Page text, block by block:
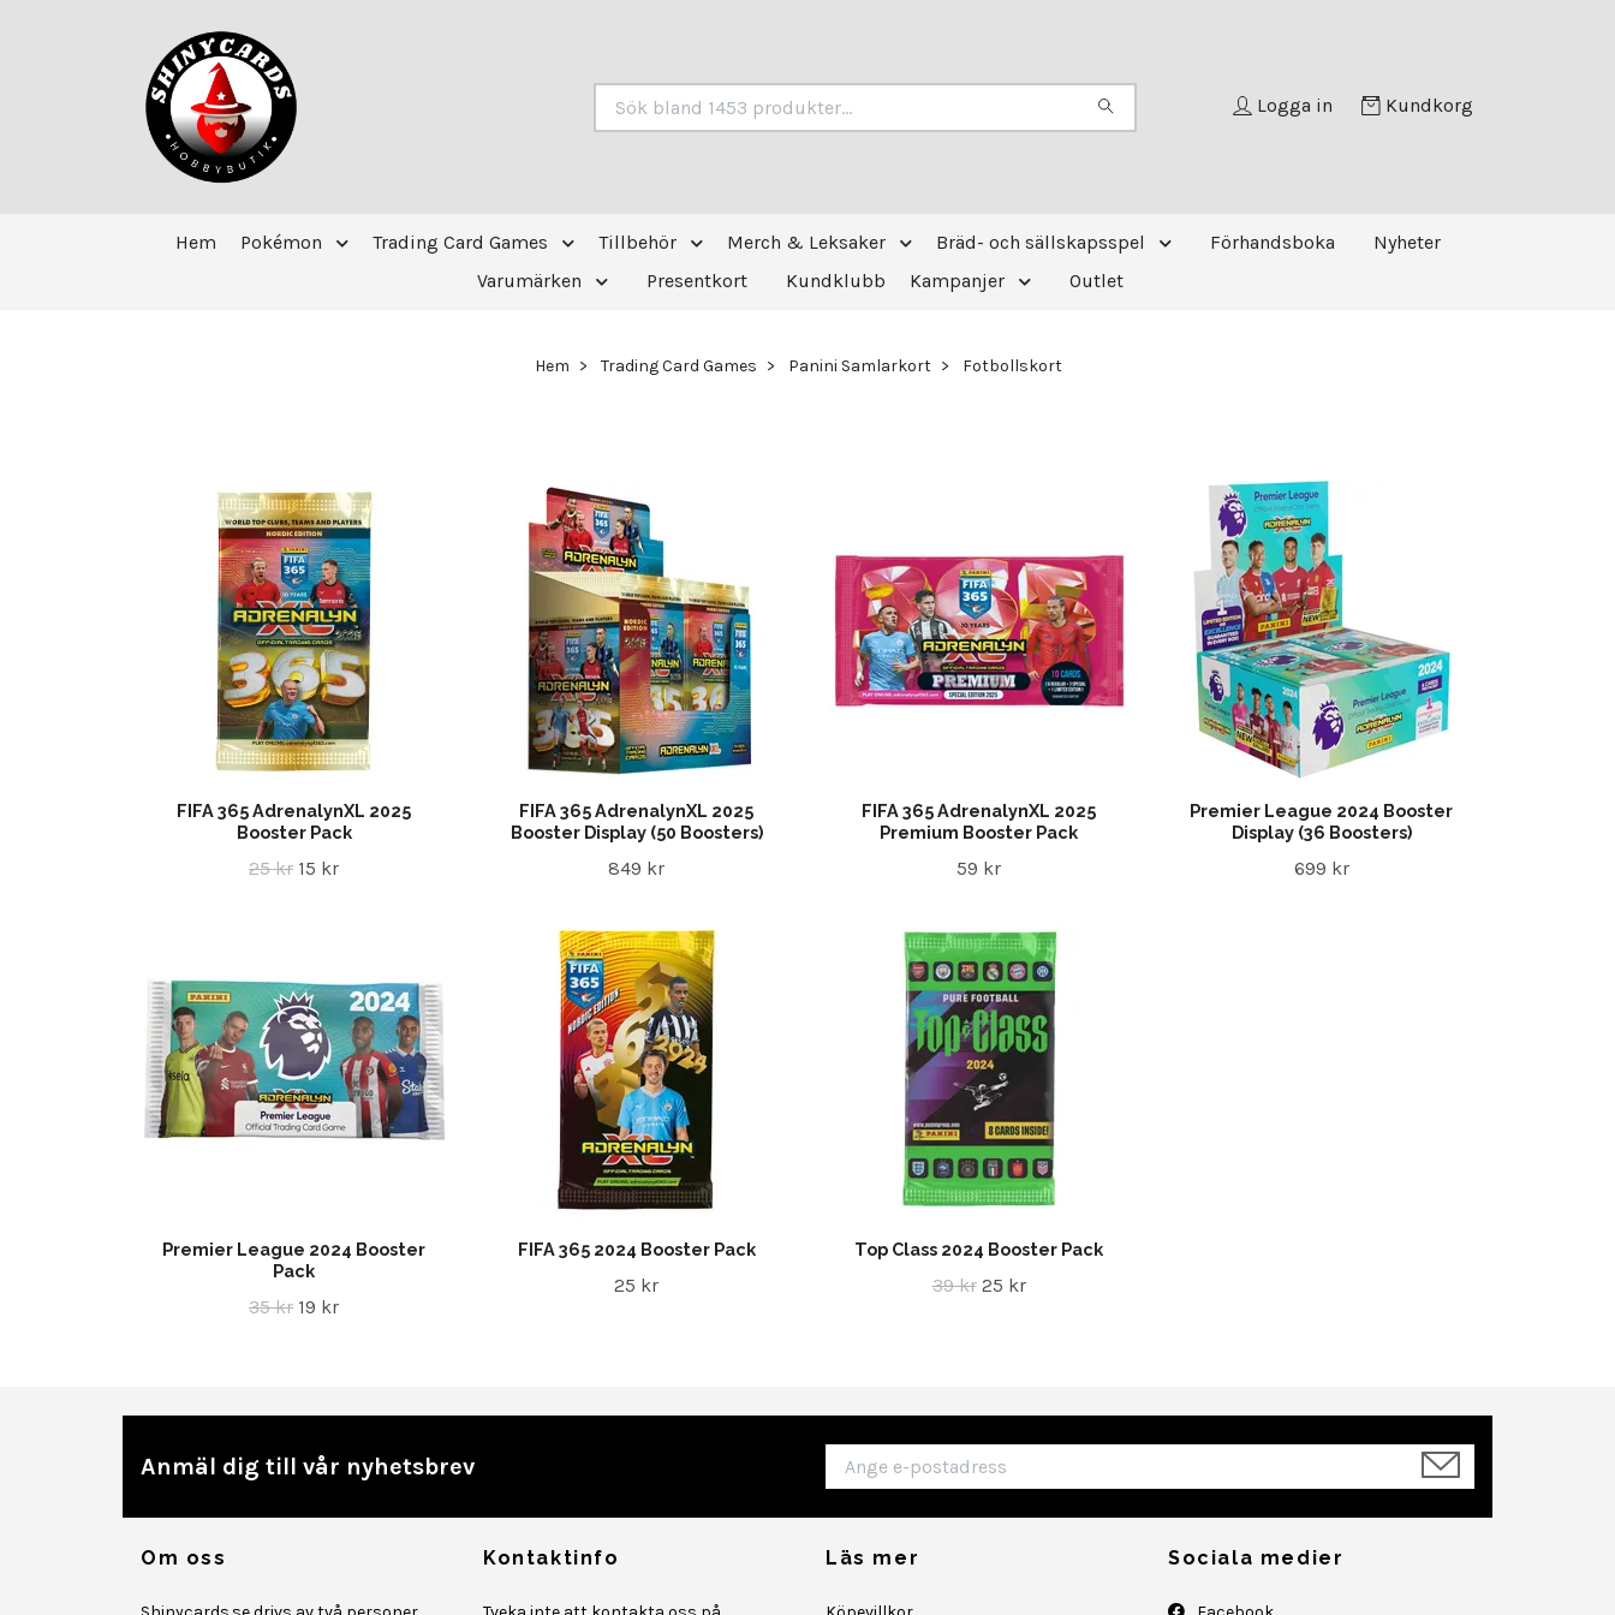
Logga in Kundkorg
Hem Pokémon Trading Card Games Tillbehör Merch & Leksaker Bräd- och sällskapsspel Förhandsboka
Nyheter
Varumärken
Presentkort Kundklubb Kampanjer Outlet
Hem Trading Card Games Panini Samlarkort Fotbollskort
FIFA 365 AdrenalynXL 2025
Booster Pack
25 kr 15 kr
FIFA 365 AdrenalynXL 2025
Booster Display (50 Boosters)
849 kr
FIFA 365 AdrenalynXL 2025
Premium Booster Pack
59 kr
Premier League 2024 Booster
Display (36 Boosters)
699 kr
Premier League 2024 Booster
Pack
35 kr 19 kr
FIFA 365 2024 Booster Pack
25 kr
Top Class 2024 Booster Pack
39 kr 25 kr
Anmäl dig till vår nyhetsbrev
Om oss Kontaktinfo Läs mer Sociala medier